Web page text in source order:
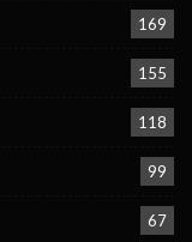
169
155
118
99
67